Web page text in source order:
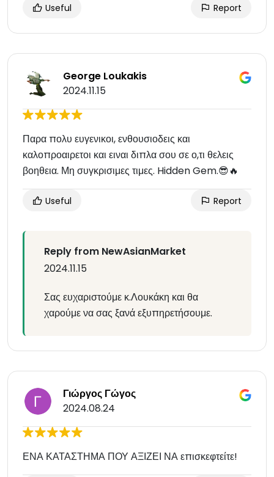
Useful Report
George Loukakis
2024.11.15
Παρα πολυ ευγενικοι, ενθουσιοδεις και
καλοπροαιρετοι και ειναι διπλα σου σε ο,τι θελεις
βοηθεια. Μη συγκρισιμες τιμες. Hidden Gem.😎🔥
Useful Report
Reply from NewAsianMarket
2024.11.15
Σας ευχαριστούμε κ.Λουκάκη και θα
χαρούμε να σας ξανά εξυπηρετήσουμε.
Γιώργος Γώγος
2024.08.24
ΕΝΑ ΚΑΤΑΣΤΗΜΑ ΠΟΥ ΑΞΙΖΕΙ ΝΑ επισκεφτείτε!